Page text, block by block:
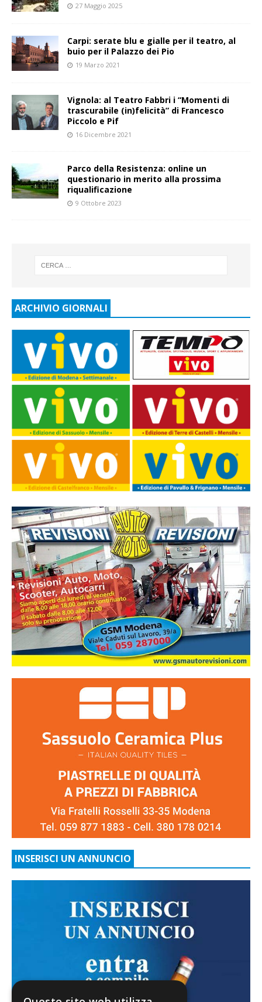
27 Maggio 2025
Carpi: serate blu e gialle per il teatro, al
buio per il Palazzo dei Pio
19 Marzo 2021
Vignola: al Teatro Fabbri i “Momenti di
trascurabile (in)felicità” di Francesco
Piccolo e Pif
16 Dicembre 2021
Parco della Resistenza: online un
questionario in merito alla prossima
riqualificazione
9 Ottobre 2023
ARCHIVIO GIORNALI
INSERISCI UN ANNUNCIO